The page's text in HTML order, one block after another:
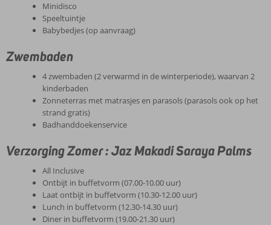
Minidisco
Speeltuintje
Babybedjes (op aanvraag)
Zwembaden
4 zwembaden (2 verwarmd in de winterperiode), waarvan 2
kinderbaden
Zonneterras met matrasjes en parasols (parasols ook op het
strand gratis)
Badhanddoekenservice
Verzorging Zomer : Jaz Makadi Saraya Palms
All Inclusive
Ontbijt in buffetvorm (07.00-10.00 uur)
Laat ontbijt in buffetvorm (10.30-12.00 uur)
Lunch in buffetvorm (12.30-14.30 uur)
Diner in buffetvorm (19.00-21.30 uur)